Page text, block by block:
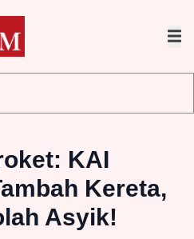
KAI
Kereta,
Asyik!